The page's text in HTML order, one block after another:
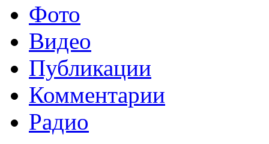
Фото
Видео
Публикации
Комментарии
Радио